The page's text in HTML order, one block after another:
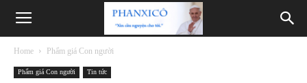
Phanxicô
Home Phẩm giá Con người
Phẩm giá Con người Tin tức